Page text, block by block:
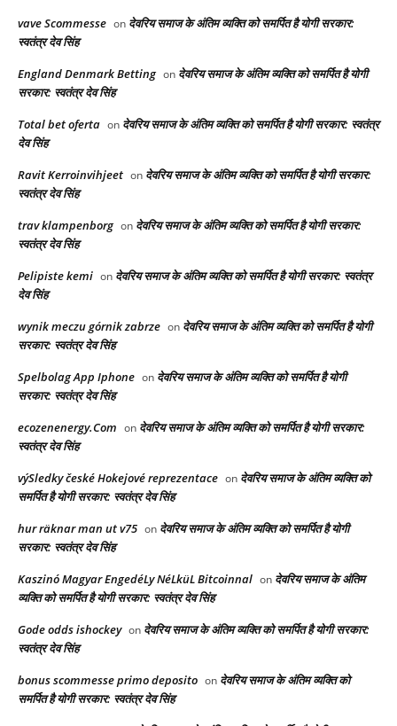
vave Scommesse on देवरिय समाज के अंतिम व्यक्ति को समर्पित है योगी सरकार:
स्वतंत्र देव सिंह
England Denmark Betting on देवरिय समाज के अंतिम व्यक्ति को समर्पित है योगी
सरकार: स्वतंत्र देव सिंह
Total bet oferta on देवरिय समाज के अंतिम व्यक्ति को समर्पित है योगी सरकार: स्वतंत्र
देव सिंह
Ravit Kerroinvihjeet on देवरिय समाज के अंतिम व्यक्ति को समर्पित है योगी सरकार:
स्वतंत्र देव सिंह
trav klampenborg on देवरिय समाज के अंतिम व्यक्ति को समर्पित है योगी सरकार:
स्वतंत्र देव सिंह
Pelipiste kemi on देवरिय समाज के अंतिम व्यक्ति को समर्पित है योगी सरकार: स्वतंत्र
देव सिंह
wynik meczu górnik zabrze on देवरिय समाज के अंतिम व्यक्ति को समर्पित है योगी
सरकार: स्वतंत्र देव सिंह
Spelbolag App Iphone on देवरिय समाज के अंतिम व्यक्ति को समर्पित है योगी
सरकार: स्वतंत्र देव सिंह
ecozenenergy.Com on देवरिय समाज के अंतिम व्यक्ति को समर्पित है योगी सरकार:
स्वतंत्र देव सिंह
výSledky české Hokejové reprezentace on देवरिय समाज के अंतिम व्यक्ति को
समर्पित है योगी सरकार: स्वतंत्र देव सिंह
hur räknar man ut v75 on देवरिय समाज के अंतिम व्यक्ति को समर्पित है योगी
सरकार: स्वतंत्र देव सिंह
Kaszinó Magyar EngedéLy NéLküL Bitcoinnal on देवरिय समाज के अंतिम
व्यक्ति को समर्पित है योगी सरकार: स्वतंत्र देव सिंह
Gode odds ishockey on देवरिय समाज के अंतिम व्यक्ति को समर्पित है योगी सरकार:
स्वतंत्र देव सिंह
bonus scommesse primo deposito on देवरिय समाज के अंतिम व्यक्ति को
समर्पित है योगी सरकार: स्वतंत्र देव सिंह